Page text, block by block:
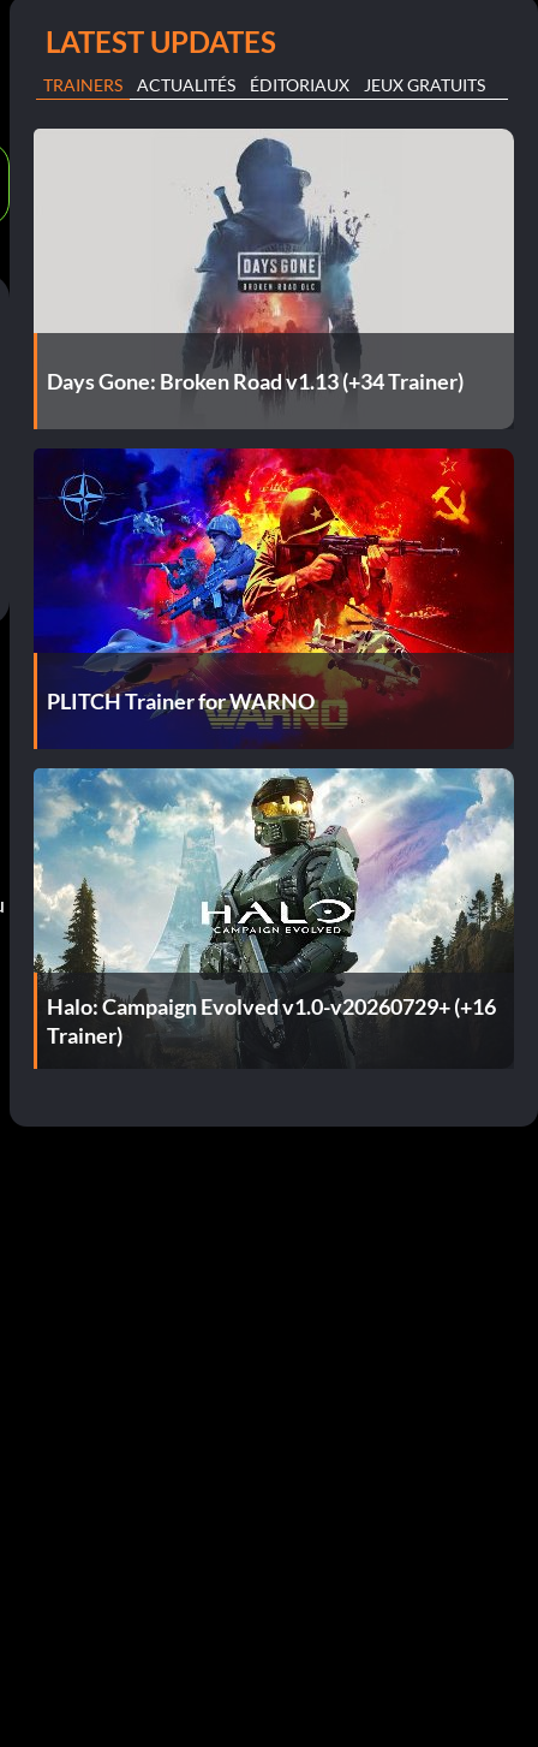
LATEST UPDATES
TRAINERS ACTUALITÉS ÉDITORIAUX JEUX GRATUITS
Days Gone: Broken Road v1.13 (+34 Trainer)
PLITCH Trainer for WARNO
Halo: Campaign Evolved v1.0-v20260729+ (+16
Trainer)